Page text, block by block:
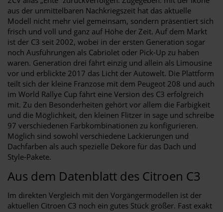
aus der unmittelbaren Nachkriegszeit hat das aktuelle
Modell nicht mehr viel gemeinsam, sondern präsentiert sich
frisch und voll und ganz auf Höhe der Zeit. Auf dem Markt
ist der C3 seit 2002, wobei in der ersten Generation sogar
noch Ausführungen als Cabriolet oder Pick-Up zu haben
waren. Generation drei fährt einzig und allein als Limousine
vor und erblickte 2017 das Licht der Autowelt. Die Plattform
teilt sich der kleine Franzose mit dem Peugeot 208 und auch
im World Rallye Cup fährt eine Version des C3 erfolgreich
mit. Zu den Besonderheiten gehört vor allem die Farbigkeit
und die Möglichkeit, den kleinen Flitzer in sage und schreibe
97 verschiedenen Farbkombinationen zu konfigurieren.
Möglich sind sowohl verschiedene Lackierungen und
Dachfarben als auch spezielle Dekore für das Dach und
Style-Pakete.
Aus dem Datenblatt des Citroen C3
Im direkten Vergleich mit den Vorgängermodellen ist der
aktuellen Citroen C3 noch ein gutes Stück größer. Fast exakt